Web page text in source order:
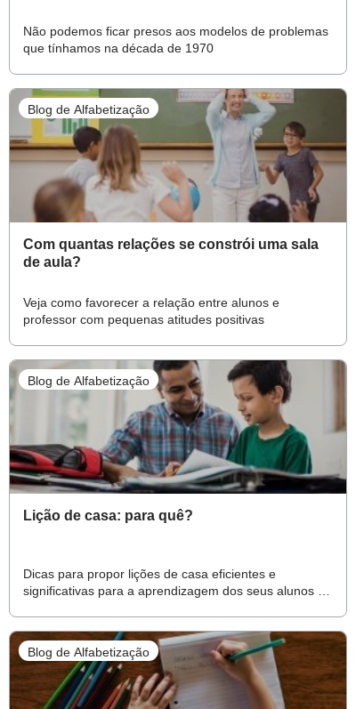
Não podemos ficar presos aos modelos de problemas
que tínhamos na década de 1970
Blog de Alfabetização
Com quantas relações se constrói uma sala
de aula?
Veja como favorecer a relação entre alunos e
professor com pequenas atitudes positivas
Blog de Alfabetização
Lição de casa: para quê?
Dicas para propor lições de casa eficientes e
significativas para a aprendizagem dos seus alunos na
Blog de Alfabetização